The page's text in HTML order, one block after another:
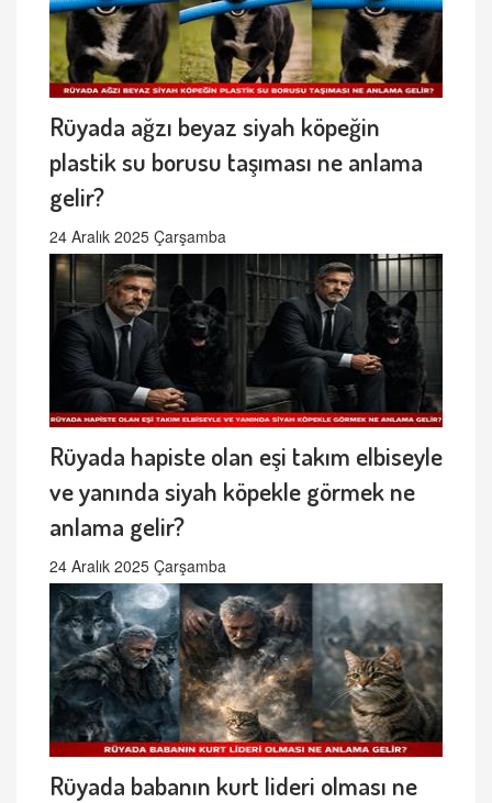
Rüyada ağzı beyaz siyah köpeğin
plastik su borusu taşıması ne anlama
gelir?
24 Aralık 2025 Çarşamba
Rüyada hapiste olan eşi takım elbiseyle
ve yanında siyah köpekle görmek ne
anlama gelir?
24 Aralık 2025 Çarşamba
Rüyada babanın kurt lideri olması ne